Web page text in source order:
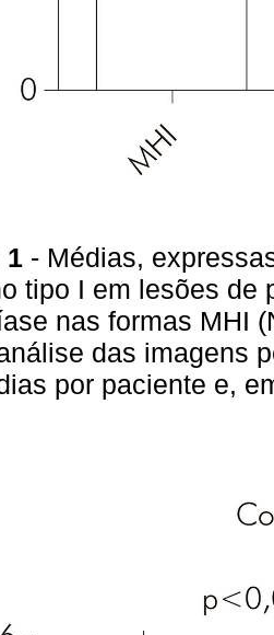
1 - Médias,
tipo I em lesões de
nas formas MHI
das imagens
por paciente e,